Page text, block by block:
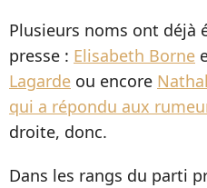
Plusieurs noms ont déjà
presse : Elisabeth Borne
Lagarde ou encore
qui a répondu aux
droite, donc.
Dans les rangs du parti